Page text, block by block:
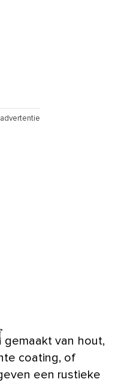
gemaakt van hout,
coating, of
een rustieke